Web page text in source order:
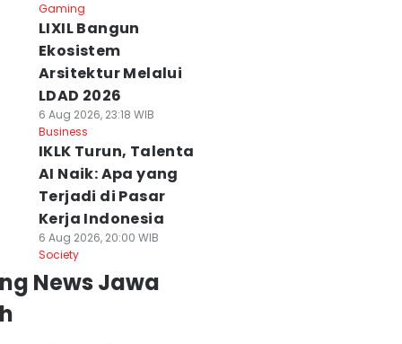
Gaming
LIXIL Bangun
Ekosistem
Arsitektur Melalui
LDAD 2026
6 Aug 2026, 23:18 WIB
Business
IKLK Turun, Talenta
AI Naik: Apa yang
Terjadi di Pasar
Kerja Indonesia
6 Aug 2026, 20:00 WIB
Society
News Jawa